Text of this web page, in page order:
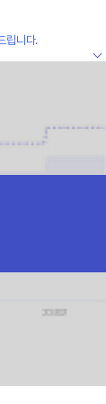
립니다.